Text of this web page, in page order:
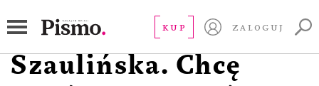
KUP ZALOGUJ
Katarzyna
Szaulińska. Chcę